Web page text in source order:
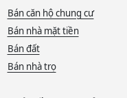
Bán căn hộ chung cư
Bán nhà mặt tiền
Bán đất
Bán nhà trọ